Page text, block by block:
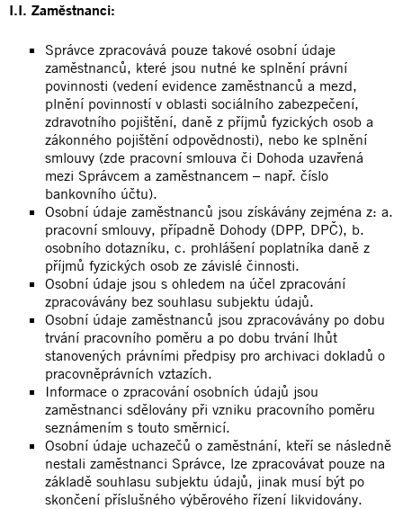
I.I. Zaměstnanci:
Správce zpracovává pouze takové osobní údaje
zaměstnanců, které jsou nutné ke splnění právní
povinnosti (vedení evidence zaměstnanců a mezd,
plnění povinností v oblasti sociálního zabezpečení,
zdravotního pojištění, daně z příjmů fyzických osob a
zákonného pojištění odpovědnosti), nebo ke splnění
smlouvy (zde pracovní smlouva či Dohoda uzavřená
mezi Správcem a zaměstnancem – např. číslo
bankovního účtu).
Osobní údaje zaměstnanců jsou získávány zejména z: a.
pracovní smlouvy, případně Dohody (DPP, DPČ), b.
osobního dotazníku, c. prohlášení poplatníka daně z
příjmů fyzických osob ze závislé činnosti.
Osobní údaje jsou s ohledem na účel zpracování
zpracovávány bez souhlasu subjektu údajů.
Osobní údaje zaměstnanců jsou zpracovávány po dobu
trvání pracovního poměru a po dobu trvání lhůt
stanovených právními předpisy pro archivaci dokladů o
pracovněprávních vztazích.
Informace o zpracování osobních údajů jsou
zaměstnanci sdělovány při vzniku pracovního poměru
seznámením s touto směrnicí.
Osobní údaje uchazečů o zaměstnání, kteří se následně
nestali zaměstnanci Správce, lze zpracovávat pouze na
základě souhlasu subjektu údajů, jinak musí být po
skončení příslušného výběrového řízení likvidovány.